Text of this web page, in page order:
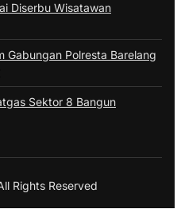
Diserbu Wisatawan
Gabungan Polresta Barelang
Sektor 8 Bangun
Rights Reserved